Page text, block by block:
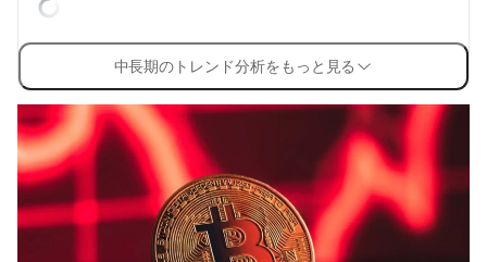
中長期のトレンド分析をもっと見る